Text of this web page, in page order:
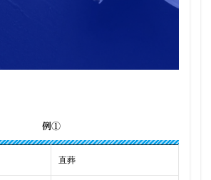
例①
直葬